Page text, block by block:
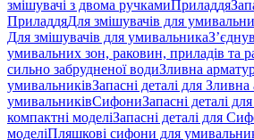
змішувачі з двома ручкамиПриладдя
ПриладдяДля змішувачів для
Для змішувачів для умивальника
умивальних зон, раковин, приладів та
сильно забрудненої водиЗливна
умивальниківЗапасні деталі для
умивальниківСифониЗапасні деталі
компактні моделіЗапасні деталі для
моделіПляшкові сифони для